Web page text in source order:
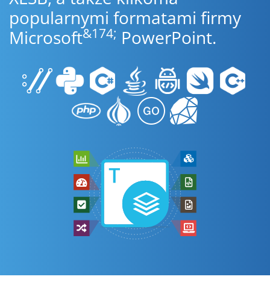
popularnymi formatami firmy
Microsoft&174; PowerPoint.